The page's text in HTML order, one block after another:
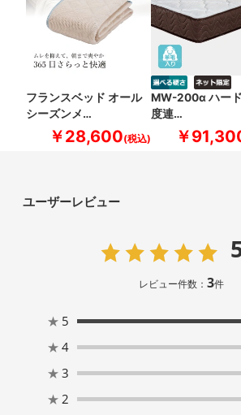
フランスベッド オール
シーズンメ…
￥28,600
MW-200α ハー
度連…
￥
ユーザーレビュー
レビュー件数：3件
★ 5
★ 4
★ 3
★ 2